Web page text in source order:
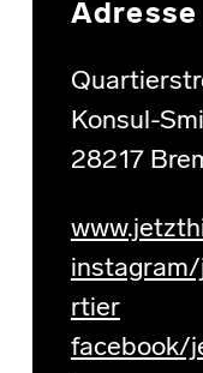
Adresse
Konsul-
28217
rtier
facebook/